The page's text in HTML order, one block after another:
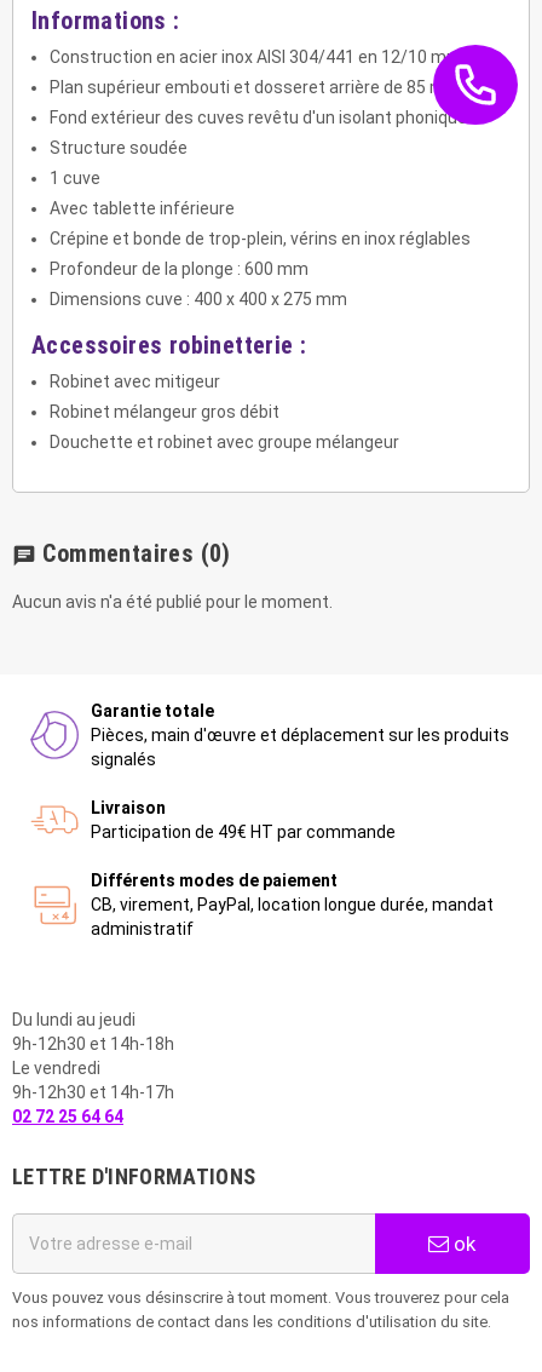
Informations :
Construction en acier inox AISI 304/441 en 12/10 mm
Plan supérieur embouti et dosseret arrière de 85 mm
Fond extérieur des cuves revêtu d'un isolant phonique
Structure soudée
1 cuve
Avec tablette inférieure
Crépine et bonde de trop-plein, vérins en inox réglables
Profondeur de la plonge : 600 mm
Dimensions cuve : 400 x 400 x 275 mm
Accessoires robinetterie :
Robinet avec mitigeur
Robinet mélangeur gros débit
Douchette et robinet avec groupe mélangeur
chat Commentaires (0)
Aucun avis n'a été publié pour le moment.
Garantie totale
Pièces, main d'œuvre et déplacement sur les produits
signalés
Livraison
Participation de 49€ HT par commande
Différents modes de paiement
CB, virement, PayPal, location longue durée, mandat
administratif
Du lundi au jeudi
9h-12h30 et 14h-18h
Le vendredi
9h-12h30 et 14h-17h
02 72 25 64 64
LETTRE D'INFORMATIONS
ok
Vous pouvez vous désinscrire à tout moment. Vous trouverez pour cela
nos informations de contact dans les conditions d'utilisation du site.